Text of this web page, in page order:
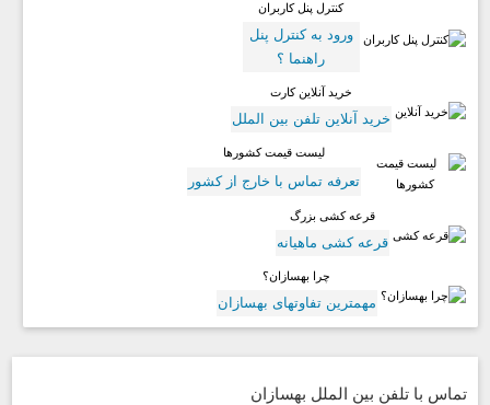
کنترل پنل کاربران
ورود به کنترل پنل
راهنما ؟
خرید آنلاین کارت
خرید آنلاین تلفن بین الملل
لیست قیمت کشورها
تعرفه تماس با خارج از کشور
قرعه کشی بزرگ
قرعه کشی ماهیانه
چرا بهسازان؟
مهمترین تفاوتهای بهسازان
تماس با تلفن بین الملل بهسازان